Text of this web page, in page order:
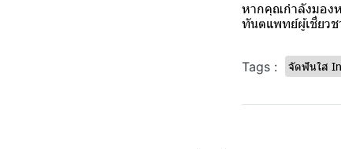
หากคุณกำลังมอง
ทันตแพทย์ผู้เชี่ยวช
Tags : จัดฟันใส